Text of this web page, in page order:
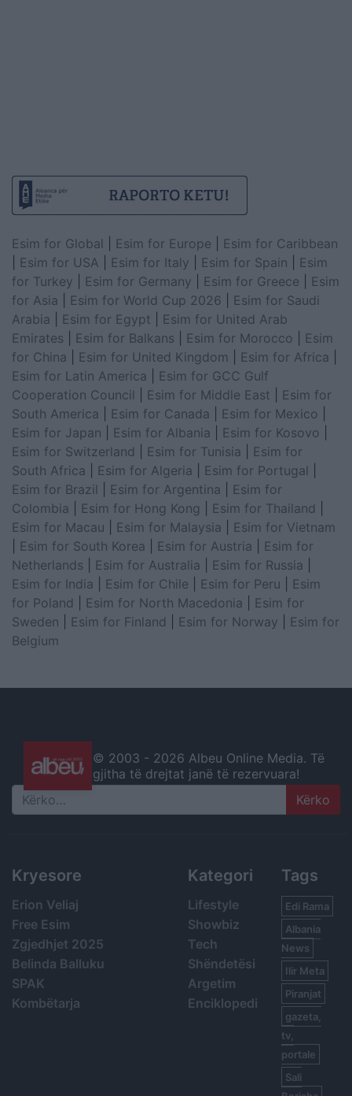
Esim for Global Esim for Europe
Esim for Caribbean
Esim for USA Esim for Italy Esim for Spain
Esim
for Turkey
Esim for Germany Esim for Greece
Esim
for Asia
Esim for World Cup 2026
Esim for Saudi
Arabia
Esim for Egypt
Esim for United Arab
Emirates
Esim for Balkans Esim for Morocco
Esim
for China
Esim for United Kingdom Esim for Africa
Esim for Latin America
Esim for GCC Gulf
Cooperation Council
Esim for Middle East
Esim for
South America
Esim for Canada Esim for Mexico
Esim for Japan
Esim for Albania Esim for Kosovo
Esim for Switzerland
Esim for Tunisia
Esim for
South Africa
Esim for Algeria Esim for Portugal
Esim for Brazil
Esim for Argentina
Esim for
Colombia
Esim for Hong Kong Esim for Thailand
Esim for Macau
Esim for Malaysia
Esim for Vietnam
Esim for South Korea Esim for Austria
Esim for
Netherlands
Esim for Australia Esim for Russia
Esim for India
Esim for Chile Esim for Peru
Esim
for Poland
Esim for North Macedonia
Esim for
Sweden
Esim for Finland Esim for Norway
Esim for
Belgium
© 2003 - 2026 Albeu Online Media. Të
gjitha të drejtat janë të rezervuara!
Search
Kryesore
Erion Veliaj
Free Esim
Zgjedhjet 2025
Belinda Balluku
SPAK
Kombëtarja
Kategori
Lifestyle
Showbiz
Tech
Shëndetësi
Argetim
Enciklopedi
Tags
Edi Rama
Albania
News
Ilir Meta
Piranjat
gazeta,
tv,
portale
Sali